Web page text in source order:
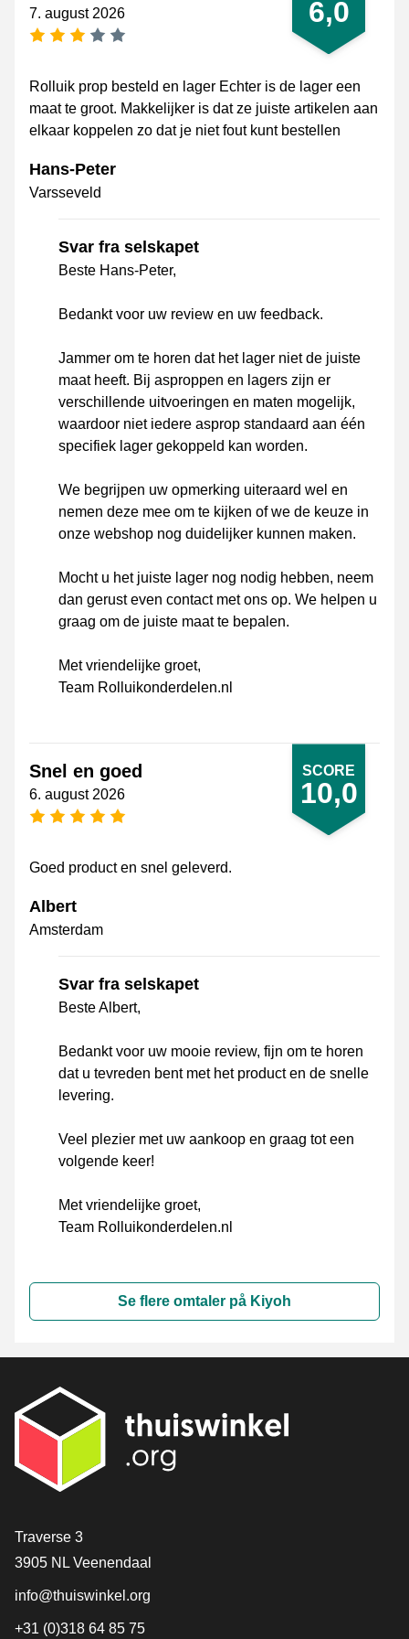
6,0
7. august 2026
[_General:NumberOfStarsPluralFormat]
Rolluik prop besteld en lager Echter is de lager een
maat te groot. Makkelijker is dat ze juiste artikelen aan
elkaar koppelen zo dat je niet fout kunt bestellen
Hans-Peter
Varsseveld
Svar fra selskapet
Beste Hans-Peter,
Bedankt voor uw review en uw feedback.
Jammer om te horen dat het lager niet de juiste
maat heeft. Bij asproppen en lagers zijn er
verschillende uitvoeringen en maten mogelijk,
waardoor niet iedere asprop standaard aan één
specifiek lager gekoppeld kan worden.
We begrijpen uw opmerking uiteraard wel en
nemen deze mee om te kijken of we de keuze in
onze webshop nog duidelijker kunnen maken.
Mocht u het juiste lager nog nodig hebben, neem
dan gerust even contact met ons op. We helpen u
graag om de juiste maat te bepalen.
Met vriendelijke groet,
Team Rolluikonderdelen.nl
SCORE
10,0
Snel en goed
6. august 2026
[_General:NumberOfStarsPluralFormat]
Goed product en snel geleverd.
Albert
Amsterdam
Svar fra selskapet
Beste Albert,
Bedankt voor uw mooie review, fijn om te horen
dat u tevreden bent met het product en de snelle
levering.
Veel plezier met uw aankoop en graag tot een
volgende keer!
Met vriendelijke groet,
Team Rolluikonderdelen.nl
Se flere omtaler på Kiyoh
[_General:Contact]
Traverse 3
3905 NL Veenendaal
info@thuiswinkel.org
+31 (0)318 64 85 75